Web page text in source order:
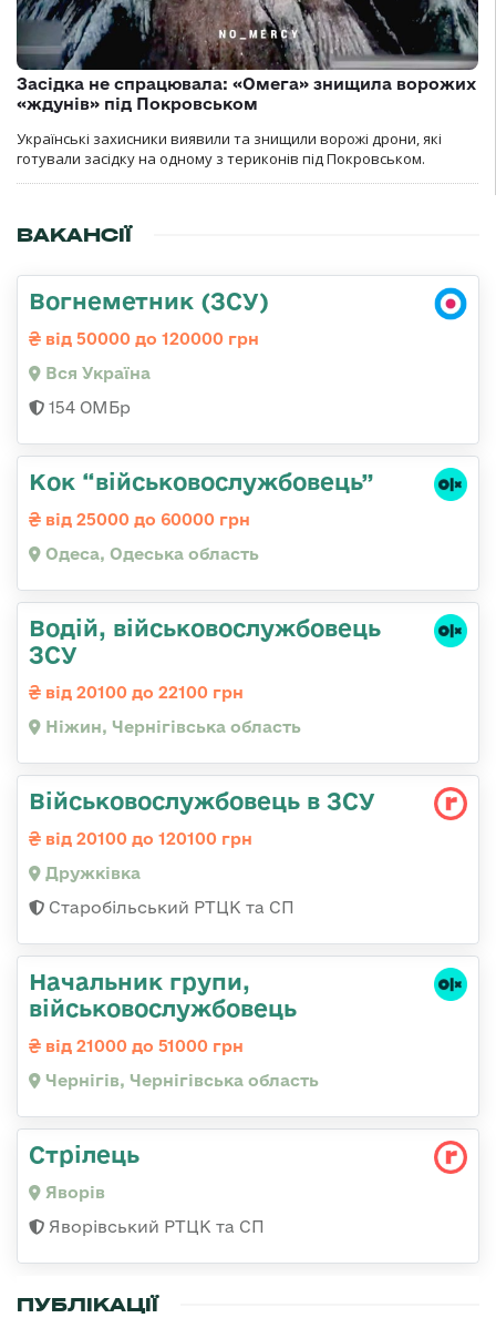
Засідка не спрацювала: «Омега» знищила ворожих
«ждунів» під Покровськом
Українські захисники виявили та знищили ворожі дрони, які
готували засідку на одному з териконів під Покровськом.
ВАКАНСІЇ
Вогнеметник (ЗСУ)
від 50000 до 120000 грн
Вся Україна
154 ОМБр
Кок “військовослужбовець”
від 25000 до 60000 грн
Одеса, Одеська область
Водій, військовослужбовець
ЗСУ
від 20100 до 22100 грн
Ніжин, Чернігівська область
Військовослужбовець в ЗСУ
від 20100 до 120100 грн
Дружківка
Старобільський РТЦК та СП
Начальник групи,
військовослужбовець
від 21000 до 51000 грн
Чернігів, Чернігівська область
Стрілець
Яворів
Яворівський РТЦК та СП
ПУБЛІКАЦІЇ